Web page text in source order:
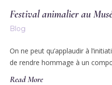
Festival animalier au
Blog
On ne peut qu’applaudir à
de rendre hommage à un
Read More